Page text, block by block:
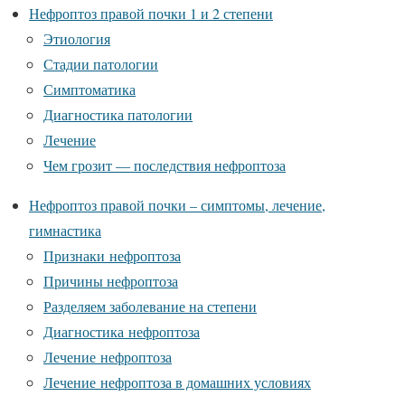
Нефроптоз правой почки 1 и 2 степени
Этиология
Стадии патологии
Симптоматика
Диагностика патологии
Лечение
Чем грозит — последствия нефроптоза
Нефроптоз правой почки – симптомы, лечение,
гимнастика
Признаки нефроптоза
Причины нефроптоза
Разделяем заболевание на степени
Диагностика нефроптоза
Лечение нефроптоза
Лечение нефроптоза в домашних условиях